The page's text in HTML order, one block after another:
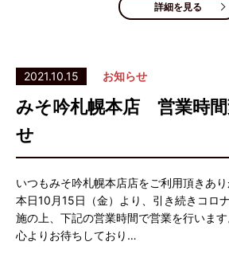
詳細を見る
2021.10.15 お知らせ
みそ吟札幌本店 営業時間
せ
いつもみそ吟札幌本店店をご利用頂きあり
本日10月15日（金）より、引き続きコロ
施の上、下記の営業時間で営業を行いま
心よりお待ちしており…